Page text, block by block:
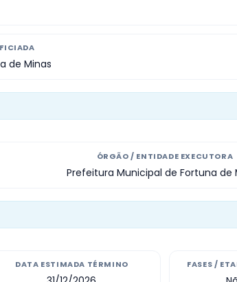
de Minas
ÓRGÃO / ENTIDADE EXECUTORA
Prefeitura Municipal de Fortuna de
DATA ESTIMADA TÉRMINO FASES /